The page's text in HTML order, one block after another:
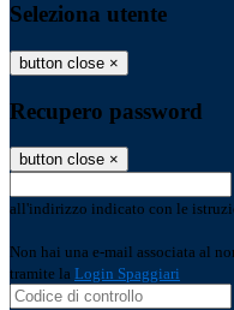
Seleziona utente
button close ×
Recupero password
button close ×
all'indirizzo indicato con le
Non hai una e-mail associata al
tramite la Login Spaggiari